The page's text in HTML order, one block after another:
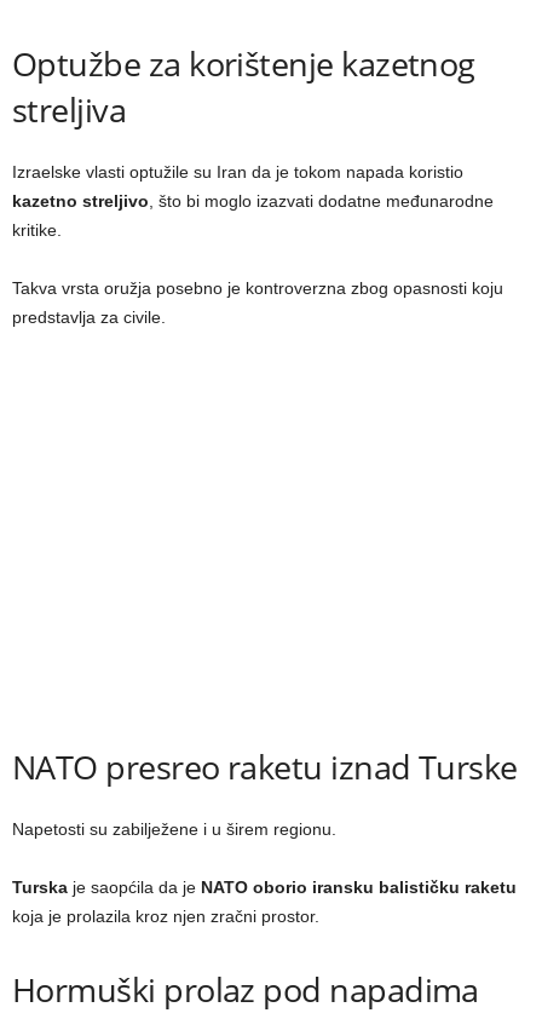
Optužbe za korištenje kazetnog
streljiva
Izraelske vlasti optužile su Iran da je tokom napada koristio
kazetno streljivo , što bi moglo izazvati dodatne međunarodne
kritike.
Takva vrsta oružja posebno je kontroverzna zbog opasnosti koju
predstavlja za civile.
NATO presreo raketu iznad Turske
Napetosti su zabilježene i u širem regionu.
Turska je saopćila da je NATO oborio iransku balističku raketu
koja je prolazila kroz njen zračni prostor.
Hormuški prolaz pod napadima